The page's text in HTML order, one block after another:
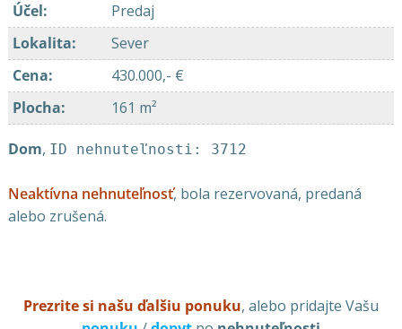
Účel:
Predaj
Lokalita:
Sever
Cena:
430.000,- €
Plocha: 161 m²
Dom, ID nehnuteľnosti: 3712
Neaktívna nehnuteľnosť, bola rezervovaná, predaná
alebo zrušená.
Prezrite si našu ďalšiu ponuku, alebo pridajte Vašu